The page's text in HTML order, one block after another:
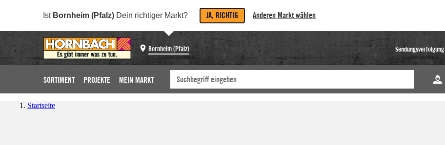
Ist Bornheim (Pfalz) Dein richtiger Markt? JA, RICHTIG Anderen Markt wählen
Bornheim (Pfalz) Sendungsverfolgung
SORTIMENT PROJEKTE MEIN MARKT
Startseite